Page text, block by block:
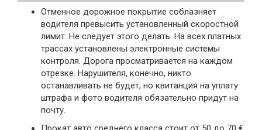
Отменное дорожное покрытие соблазняет
водителя превысить установленный скоростной
лимит. Не следует этого делать. На всех платных
трассах установлены электронные системы
контроля. Дорога просматривается на каждом
отрезке. Нарушителя, конечно, никто
останавливать не будет, но квитанция на уплату
штрафа и фото водителя обязательно придут на
почту.